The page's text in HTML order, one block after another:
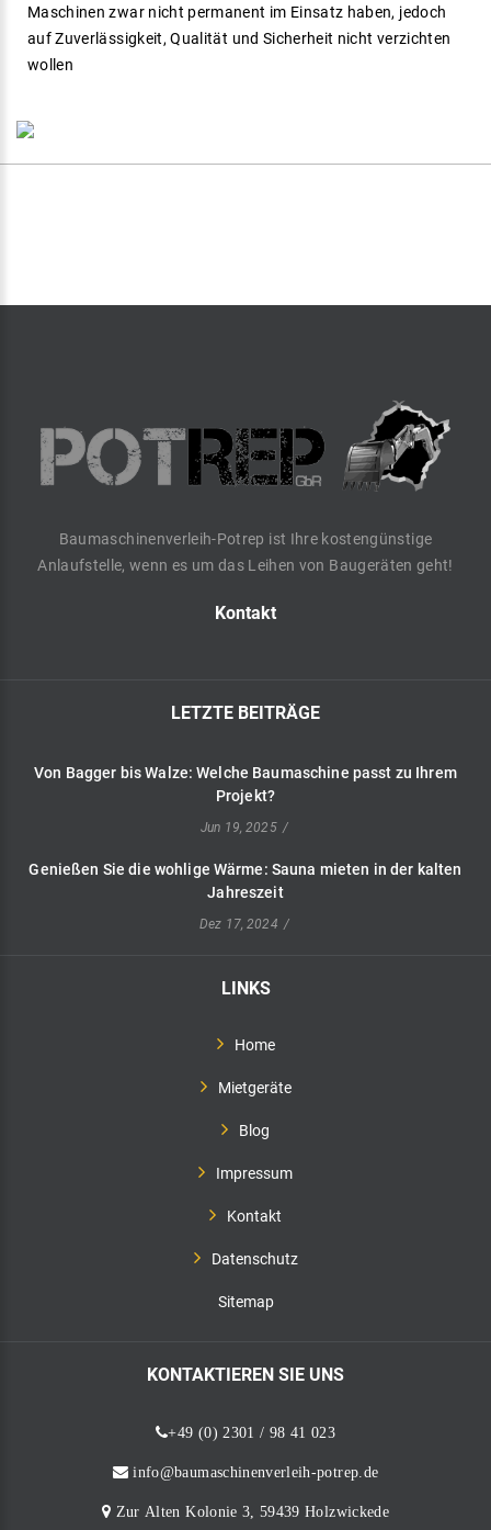
Maschinen zwar nicht permanent im Einsatz haben, jedoch
auf Zuverlässigkeit, Qualität und Sicherheit nicht verzichten
wollen
Baumaschinenverleih-Potrep ist Ihre kostengünstige
Anlaufstelle, wenn es um das Leihen von Baugeräten geht!
Kontakt
LETZTE BEITRÄGE
Von Bagger bis Walze: Welche Baumaschine passt zu Ihrem
Projekt?
Jun 19, 2025
Genießen Sie die wohlige Wärme: Sauna mieten in der kalten
Jahreszeit
Dez 17, 2024
LINKS
Home
Mietgeräte
Blog
Impressum
Kontakt
Datenschutz
Sitemap
KONTAKTIEREN SIE UNS
+49 (0) 2301 / 98 41 023
info@baumaschinenverleih-potrep.de
Zur Alten Kolonie 3, 59439 Holzwickede